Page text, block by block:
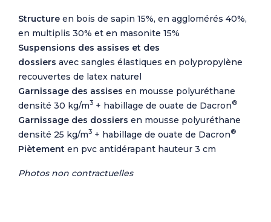
Structure en bois de sapin 15%, en agglomérés 40%,
en multiplis 30% et en masonite 15%
Suspensions des assises et des
dossiers avec sangles élastiques en polypropylène
recouvertes de latex naturel
Garnissage des assises en mousse polyuréthane
densité 30 kg/m3 + habillage de ouate de Dacron®
Garnissage des dossiers en mousse polyuréthane
densité 25 kg/m3 + habillage de ouate de Dacron®
Piètement en pvc antidérapant hauteur 3 cm
Photos non contractuelles